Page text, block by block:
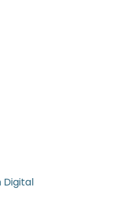
Digital